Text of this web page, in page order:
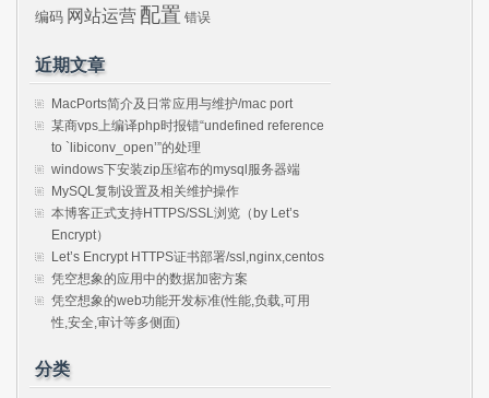
编码 网站运营 配置 错误
近期文章
MacPorts简介及日常应用与维护/mac port
某商vps上编译php时报错“undefined reference
to `libiconv_open’”的处理
windows下安装zip压缩布的mysql服务器端
MySQL复制设置及相关维护操作
本博客正式支持HTTPS/SSL浏览（by Let’s
Encrypt）
Let’s Encrypt HTTPS证书部署/ssl,nginx,centos
凭空想象的应用中的数据加密方案
凭空想象的web功能开发标准(性能,负载,可用
性,安全,审计等多侧面)
分类